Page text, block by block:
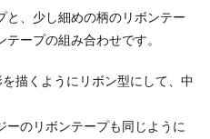
と、少し細めの柄のリボンテー
ープの組み合わせです。
描くようにリボン型にして、中
ーのリボンテープも同じように